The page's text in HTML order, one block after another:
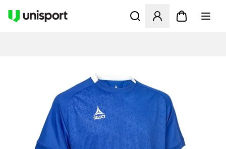
Öffnet ein Fenster zum